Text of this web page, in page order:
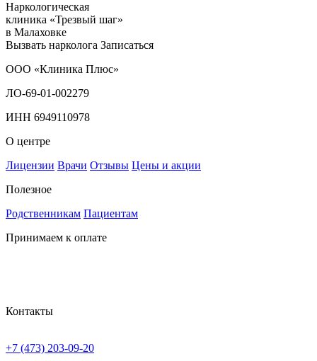
Наркологическая
клиника «Трезвый шаг»
в Малаховке
Вызвать нарколога Записаться
ООО «Клиника Плюс»
ЛО-69-01-002279
ИНН 6949110978
О центре
Лицензии Врачи Отзывы Цены и акции
Полезное
Родственникам Пациентам
Принимаем к оплате
Контакты
+7 (473) 203-09-20